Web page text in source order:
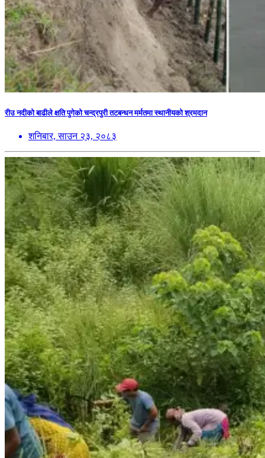
रीउ नदीको बाढीले क्षति पुगेको चन्द्रपुरी तटबन्धन मर्मतमा स्थानीयको श्रमदान
शनिबार, साउन २३, २०८३